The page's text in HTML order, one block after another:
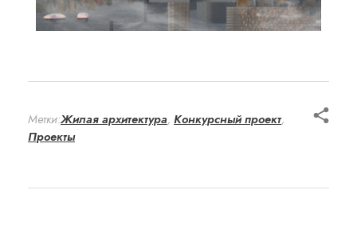
Метки:Жилая архитектура, Конкурсный проект,
Проекты